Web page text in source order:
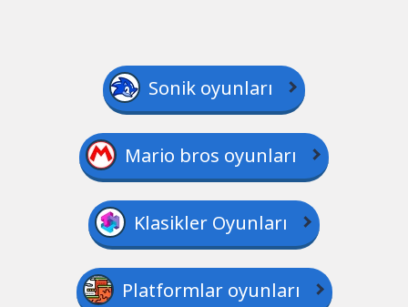
Sonik oyunları
Mario bros oyunları
Klasikler Oyunları
Platformlar oyunları